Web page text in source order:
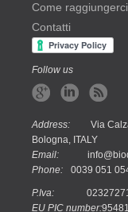
Come raggiungerci
Contatti
Follow us
Address:
Via
Bologna, ITALY
Email:
Phone:
0039 051
P.Iva:
EU PIC number: